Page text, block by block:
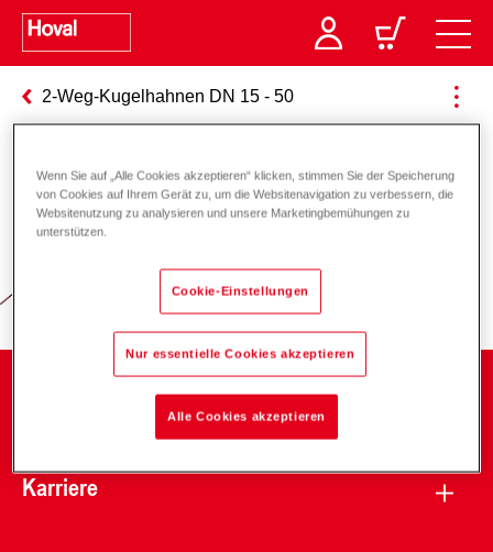
2-Weg-Kugelhahnen DN 15 - 50
Verantwortung für Energie und
Karriere
Wenn Sie auf „Alle Cookies akzeptieren“ klicken, stimmen Sie der Speicherung
von Cookies auf Ihrem Gerät zu, um die Websitenavigation zu verbessern, die
Websitenutzung zu analysieren und unsere Marketingbemühungen zu
unterstützen.
Cookie-Einstellungen
Nur essentielle Cookies akzeptieren
Alle Cookies akzeptieren